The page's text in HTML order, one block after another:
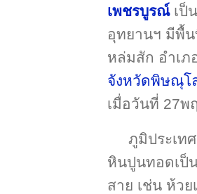
เพชรบูรณ์เป็
อุทยานฯ มีพื้น
หล่มสัก อำเ
จังหวัดพิษณุโ
เมื่อวันที่ 27พ
ภูมิประเท
หินปูนทอดเป็
สาย เช่น ห้ว